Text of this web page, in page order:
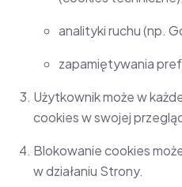
analityki ruchu (np.
zapamiętywania
Użytkownik może w
cookies w swojej
Blokowanie cookies
w działaniu Strony.